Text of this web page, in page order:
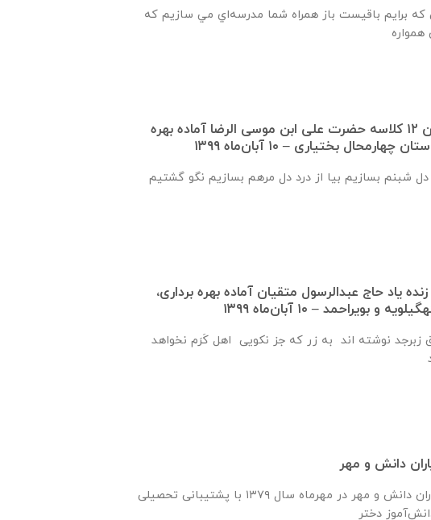
که برايم باقيست باز همراه شما مدرسه‌اي مي سازيم که
دبيرستان ١٢ كلاسه حضرت علی ابن موسی الرضا آماده بهره
چهارمحال بختياری – ۱۰ آبان‌ماه ۱۳۹۹
دل شبنم بسازیم بیا از درد دل مرهم بسازیم نگو گشتیم
ياد حاج عبدالرسول متقيان آماده بهره برداری،
و بويراحمد – ۱۰ آبان‌ماه ۱۳۹۹
زبرجد نوشته اند به زر که جز نکویی اهل کَرَم نخواهد
دانش و مهر
انجمن یاران دانش و مهر در مهرماه سال ۱۳۷۹ با پشتیبانی تحصیلی